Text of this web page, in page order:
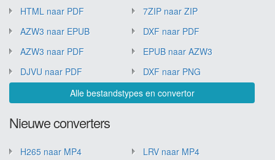
HTML naar PDF
7ZIP naar ZIP
AZW3 naar EPUB
DXF naar PDF
AZW3 naar PDF
EPUB naar AZW3
DJVU naar PDF
DXF naar PNG
Alle bestandstypes en convertor
Nieuwe converters
H265 naar MP4
LRV naar MP4